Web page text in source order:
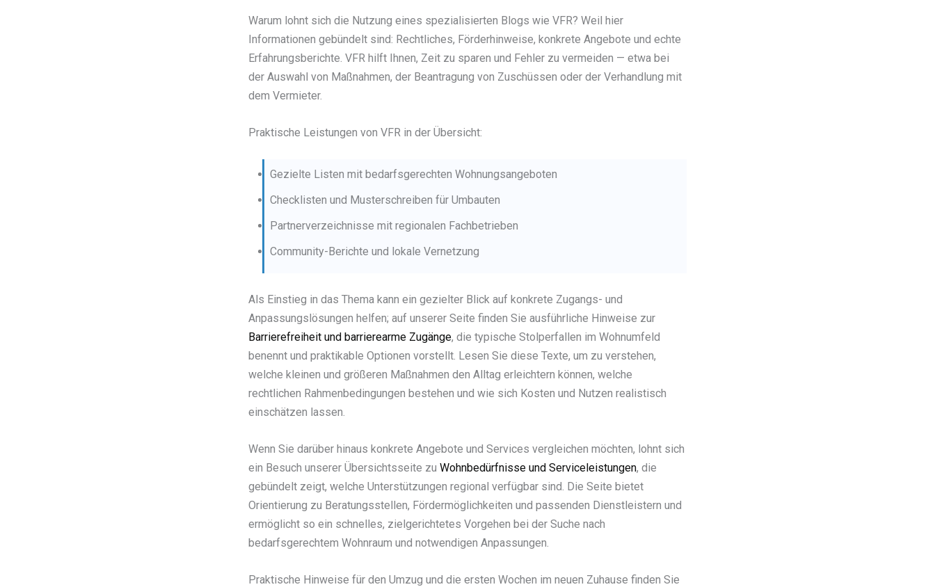
Warum lohnt sich die Nutzung eines spezialisierten Blogs wie VFR? Weil hier
Informationen gebündelt sind: Rechtliches, Förderhinweise, konkrete Angebote und echte
Erfahrungsberichte. VFR hilft Ihnen, Zeit zu sparen und Fehler zu vermeiden — etwa bei
der Auswahl von Maßnahmen, der Beantragung von Zuschüssen oder der Verhandlung mit
dem Vermieter.
Praktische Leistungen von VFR in der Übersicht:
Gezielte Listen mit bedarfsgerechten Wohnungsangeboten
Checklisten und Musterschreiben für Umbauten
Partnerverzeichnisse mit regionalen Fachbetrieben
Community-Berichte und lokale Vernetzung
Als Einstieg in das Thema kann ein gezielter Blick auf konkrete Zugangs- und
Anpassungslösungen helfen; auf unserer Seite finden Sie ausführliche Hinweise zur
Barrierefreiheit und barrierearme Zugänge, die typische Stolperfallen im Wohnumfeld
benennt und praktikable Optionen vorstellt. Lesen Sie diese Texte, um zu verstehen,
welche kleinen und größeren Maßnahmen den Alltag erleichtern können, welche
rechtlichen Rahmenbedingungen bestehen und wie sich Kosten und Nutzen realistisch
einschätzen lassen.
Wenn Sie darüber hinaus konkrete Angebote und Services vergleichen möchten, lohnt sich
ein Besuch unserer Übersichtsseite zu Wohnbedürfnisse und Serviceleistungen, die
gebündelt zeigt, welche Unterstützungen regional verfügbar sind. Die Seite bietet
Orientierung zu Beratungsstellen, Fördermöglichkeiten und passenden Dienstleistern und
ermöglicht so ein schnelles, zielgerichtetes Vorgehen bei der Suche nach
bedarfsgerechtem Wohnraum und notwendigen Anpassungen.
Praktische Hinweise für den Umzug und die ersten Wochen im neuen Zuhause finden Sie